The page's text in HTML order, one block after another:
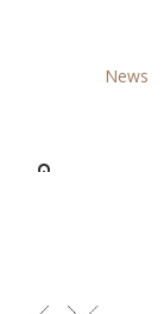
News